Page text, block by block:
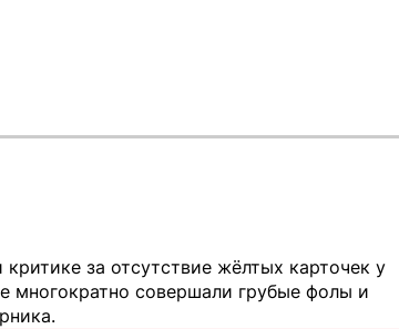
критике за отсутствие жёлтых карточек у
многократно совершали грубые фолы и